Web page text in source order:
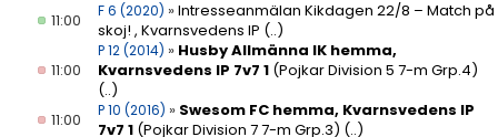
11:00
F 6 (2020) »Intresseanmälan Kikdagen 22/8 – Match på
skoj! , Kvarnsvedens IP (..)
11:00
P 12 (2014) » Husby Allmänna IK hemma,
Kvarnsvedens IP 7v7 1 (Pojkar Division 5 7-m Grp.4)
(..)
11:00
P 10 (2016) » Swesom FC hemma, Kvarnsvedens IP
7v7 1 (Pojkar Division 7 7-m Grp.3) (..)